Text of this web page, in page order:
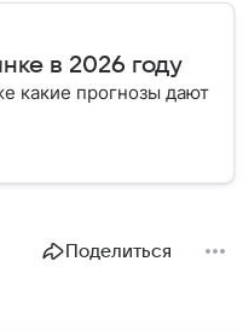
в 2026 году
какие прогнозы дают
Поделиться